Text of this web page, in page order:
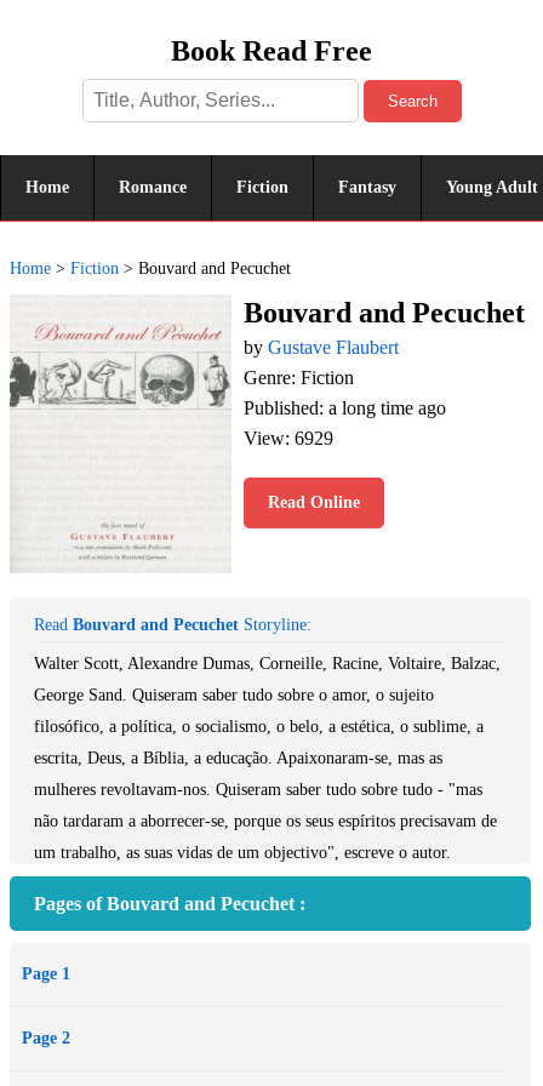
Book Read Free
Search
Home Romance Fiction Fantasy Young Adult
Home > Fiction > Bouvard and Pecuchet
Bouvard and Pecuchet
by Gustave Flaubert
Genre: Fiction
Published: a long time ago
View: 6929
Read Online
Read Bouvard and Pecuchet Storyline:
Walter Scott, Alexandre Dumas, Corneille, Racine, Voltaire, Balzac,
George Sand. Quiseram saber tudo sobre o amor, o sujeito
filosófico, a política, o socialismo, o belo, a estética, o sublime, a
escrita, Deus, a Bíblia, a educação. Apaixonaram-se, mas as
mulheres revoltavam-nos. Quiseram saber tudo sobre tudo - "mas
não tardaram a aborrecer-se, porque os seus espíritos precisavam de
um trabalho, as suas vidas de um objectivo", escreve o autor.
e Pécuchet" seria "uma enciclopédia da estupidez humana - verá que
a terminar esta obra, publicada postumamente. Metódico e
romance. São essas explicações que vêm no final do livro, três
Pages of Bouvard and Pecuchet :
Page 1
Page 2